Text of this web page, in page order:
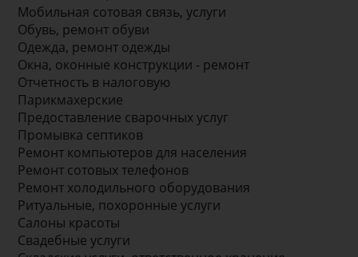
Мобильная сотовая связь, услуги
Обувь, ремонт обуви
Одежда, ремонт одежды
Окна, оконные конструкции - ремонт
Отчетность в налоговую
Парикмахерские
Предоставление сварочных услуг
Промывка септиков
Ремонт компьютеров для населения
Ремонт сотовых телефонов
Ремонт холодильного оборудования
Ритуальные, похоронные услуги
Салоны красоты
Свадебные услуги